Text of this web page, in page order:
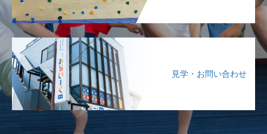
見学・お問い合わせ